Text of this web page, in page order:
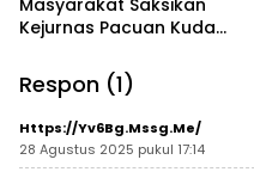
Kejurnas Pacuan Kuda
Legokjawa
Respon (1)
Https://Yv6Bg.Mssg.me/
28 Agustus 2025 pukul 17:14